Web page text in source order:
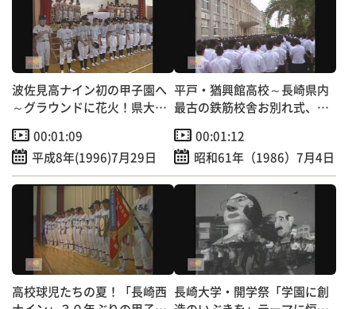
o
k
波佐見高ナイン初の甲子園へ
～グラウンドに花火！県大会
00:01:09
平成8年(1996)7月29日
平戸・猶興館高校～長崎県内
最古の鉄筋校舎お別れ式、取
00:01:12
昭和61年（1986）7月4日
高校球児たちの夏！「長崎西 長崎大学・開学祭「学園に創